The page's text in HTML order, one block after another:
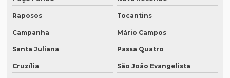
Intérprete para workshops
Intérpretes para conferências
Intérpretes para eventos corporativos
Lauda de tradução
Raposos Tocantins
Campanha Mário Campos
Santa Juliana Passa Quatro
Cruzília São João Evangelista